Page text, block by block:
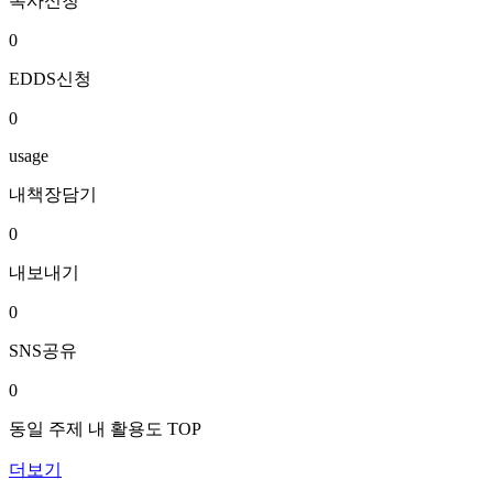
0
EDDS신청
0
usage
내책장담기
0
내보내기
0
SNS공유
0
동일 주제 내 활용도 TOP
더보기